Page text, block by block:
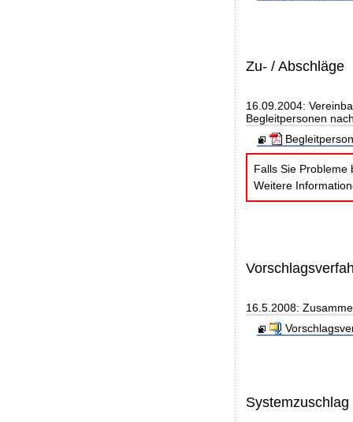
Zu- / Abschläge
16.09.2004:
Begleitpersonen
Falls Sie Probleme
Weitere
16.5.2008:
Systemzuschlag